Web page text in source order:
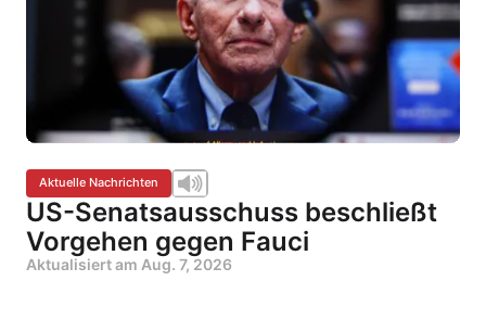
Aktuelle Nachrichten
US-Senatsausschuss beschließt
Vorgehen gegen Fauci
Aktualisiert am Aug. 7, 2026